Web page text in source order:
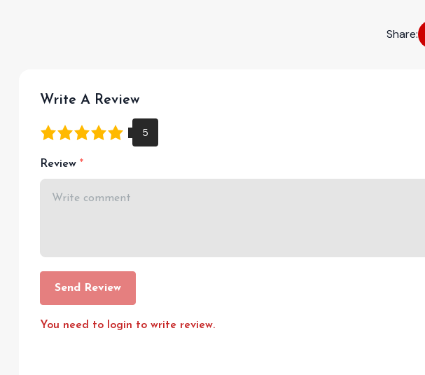
Share:
Write A Review
Review
Send Review
You need to login to write review.